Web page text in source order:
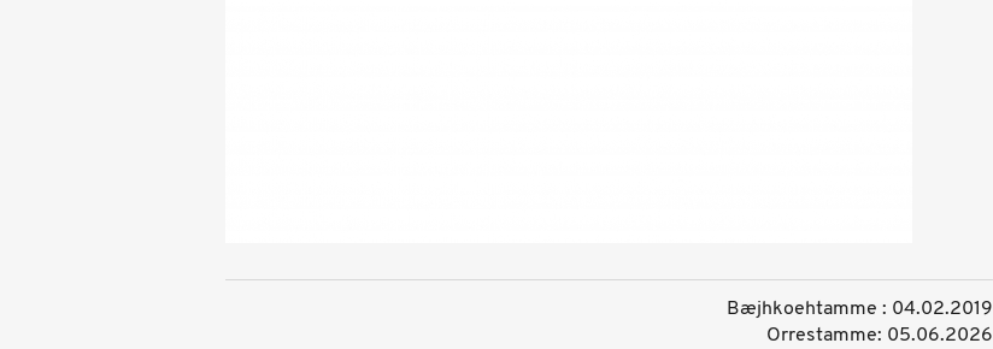
Bæjhkoehtamme : 04.02.2019
Orrestamme: 05.06.2026